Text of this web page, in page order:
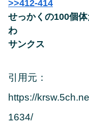
>>412-414
せっかくの100個
わ
サンクス
引用元：
https://
1634/